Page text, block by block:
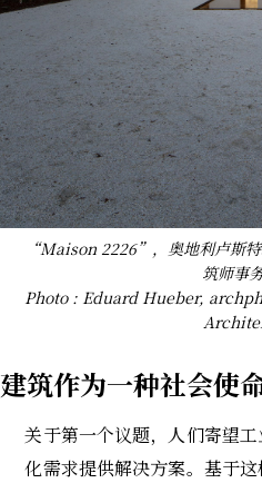
“Maison 2226”，奥地利卢斯
筑师事务
Photo : Eduard Hueber,
建筑作为一种社会使
关于第一个议题，人们寄望
化需求提供解决方案。基于